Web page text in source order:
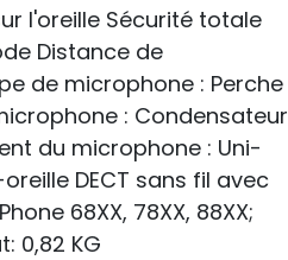
l'oreille Sécurité totale
Distance de
de microphone : Perche
: Condensateur
du microphone : Uni-
DECT sans fil avec
68XX, 78XX, 88XX;
0,82 KG